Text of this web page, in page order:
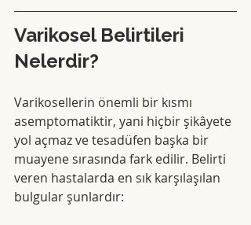
Varikosel Belirtileri
Nelerdir?
Varikosellerin önemli bir kısmı
asemptomatiktir, yani hiçbir şikâyete
yol açmaz ve tesadüfen başka bir
muayene sırasında fark edilir. Belirti
veren hastalarda en sık karşılaşılan
bulgular şunlardır: